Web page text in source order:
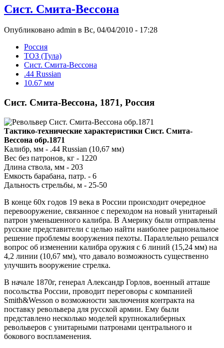
Сист. Смита-Вессона
Опубликовано admin в Вс, 04/04/2010 - 17:28
Росcия
ТОЗ (Тула)
Сист. Смита-Вессона
.44 Russian
10.67 мм
Сист. Смита-Вессона, 1871, Россия
Тактико-технические характеристики Сист. Смита-
Вессона обр.1871
Калибр, мм - .44 Russian (10,67 мм)
Вес без патронов, кг - 1220
Длина ствола, мм - 203
Емкость барабана, патр. - 6
Дальность стрельбы, м - 25-50
В конце 60х годов 19 века в России происходит очередное
перевооружение, связанное с переходом на новый унитарный
патрон уменьшенного калибра. В Америку были отправлены
русские представители с целью найти наиболее рациональное
решение проблемы вооружения пехоты. Параллельно решался
вопрос об изменении калибра оружия с 6 линий (15,24 мм) на
4,2 линии (10,67 мм), что давало возможность существенно
улучшить вооружение стрелка.
В начале 1870г, генерал Александр Горлов, военный атташе
посольства России, проводит переговоры с компанией
Smith&Wesson о возможности заключения контракта на
поставку револьвера для русской армии. Ему были
представлено несколько моделей крупнокалиберных
револьверов с унитарными патронами центрального и
бокового воспламенения.